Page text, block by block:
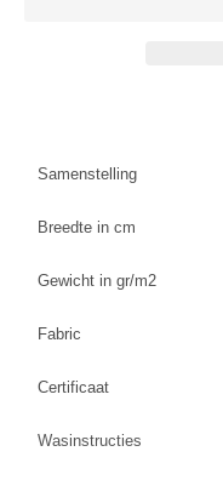
Samenstelling
Breedte in cm
Gewicht in gr/m2
Fabric
Certificaat
Wasinstructies